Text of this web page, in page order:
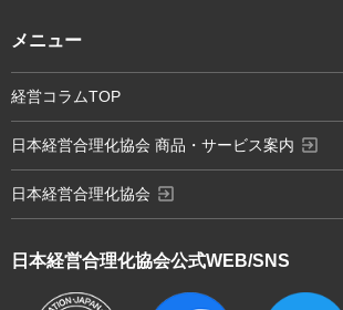
日本経営合理化協会公式WEB/SNS
メニュー
経営コラムTOP
日本経営合理化協会 商品・サービス案内 exit_to_app
日本経営合理化協会 exit_to_app